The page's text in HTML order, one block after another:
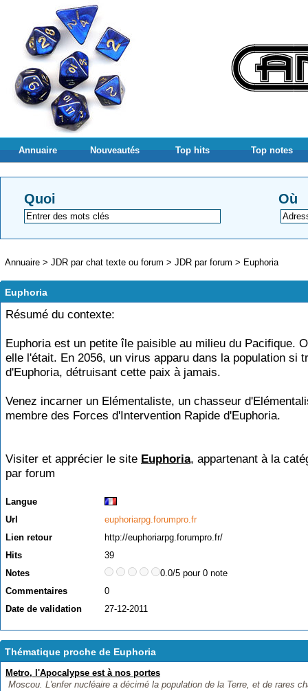
Annuaire Nouveautés Top hits Top notes
Quoi Où
Annuaire > JDR par chat texte ou forum > JDR par forum > Euphoria
Euphoria
Résumé du contexte:
Euphoria est un petite île paisible au milieu du Pacifique.
elle l'était. En 2056, un virus apparu dans la population si
d'Euphoria, détruisant cette paix à jamais.
Venez incarner un Elémentaliste, un chasseur
membre des Forces d'Intervention Rapide d'Euphoria.
Visiter et apprécier le site Euphoria, appartenant à la
par forum
Langue
Url
euphoriarpg.forumpro.fr
Lien retour
http://euphoriarpg.forumpro.fr/
Hits
39
Notes
0.0/5 pour 0 note
Commentaires
0
Date de validation
27-12-2011
Thématique proche de Euphoria
Metro, l'Apocalypse est à nos portes
Moscou. L'enfer nucléaire a décimé la population de la Terre, et de rares